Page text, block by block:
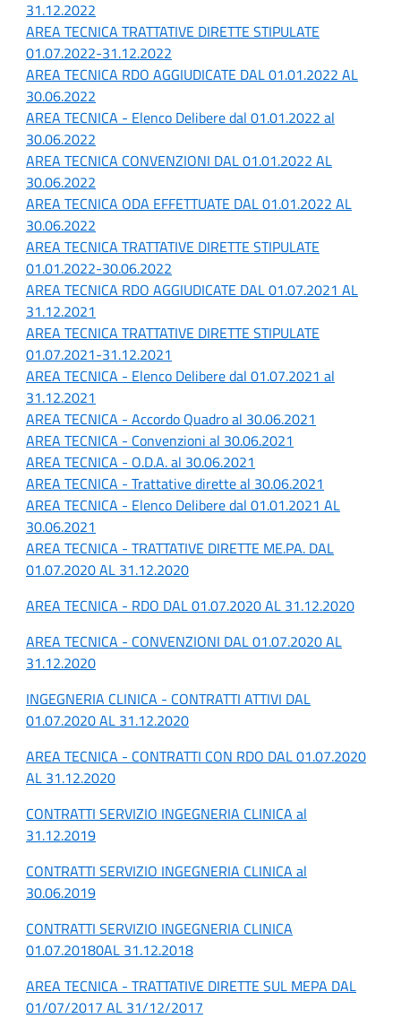
31.12.2022
AREA TECNICA TRATTATIVE DIRETTE STIPULATE
01.07.2022-31.12.2022
AREA TECNICA RDO AGGIUDICATE DAL 01.01.2022 AL
30.06.2022
AREA TECNICA - Elenco Delibere dal 01.01.2022 al
30.06.2022
AREA TECNICA CONVENZIONI DAL 01.01.2022 AL
30.06.2022
AREA TECNICA ODA EFFETTUATE DAL 01.01.2022 AL
30.06.2022
AREA TECNICA TRATTATIVE DIRETTE STIPULATE
01.01.2022-30.06.2022
AREA TECNICA RDO AGGIUDICATE DAL 01.07.2021 AL
31.12.2021
AREA TECNICA TRATTATIVE DIRETTE STIPULATE
01.07.2021-31.12.2021
AREA TECNICA - Elenco Delibere dal 01.07.2021 al
31.12.2021
AREA TECNICA - Accordo Quadro al 30.06.2021
AREA TECNICA - Convenzioni al 30.06.2021
AREA TECNICA - O.D.A. al 30.06.2021
AREA TECNICA - Trattative dirette al 30.06.2021
AREA TECNICA - Elenco Delibere dal 01.01.2021 AL
30.06.2021
AREA TECNICA - TRATTATIVE DIRETTE ME.PA. DAL
01.07.2020 AL 31.12.2020
AREA TECNICA - RDO DAL 01.07.2020 AL 31.12.2020
AREA TECNICA - CONVENZIONI DAL 01.07.2020 AL
31.12.2020
INGEGNERIA CLINICA - CONTRATTI ATTIVI DAL
01.07.2020 AL 31.12.2020
AREA TECNICA - CONTRATTI CON RDO DAL 01.07.2020
AL 31.12.2020
CONTRATTI SERVIZIO INGEGNERIA CLINICA al
31.12.2019
CONTRATTI SERVIZIO INGEGNERIA CLINICA al
30.06.2019
CONTRATTI SERVIZIO INGEGNERIA CLINICA
01.07.20180AL 31.12.2018
AREA TECNICA - TRATTATIVE DIRETTE SUL MEPA DAL
01/07/2017 AL 31/12/2017